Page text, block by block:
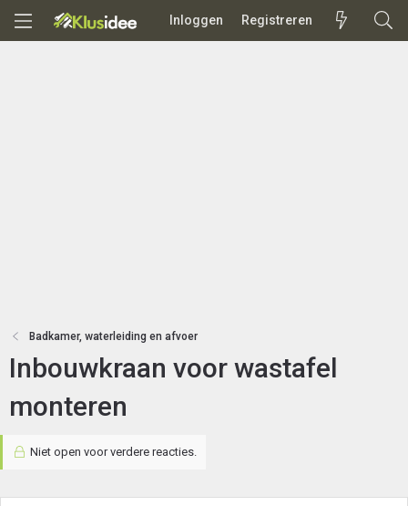
Inloggen Registreren
Badkamer, waterleiding en afvoer
Inbouwkraan voor wastafel
monteren
Niet open voor verdere reacties.